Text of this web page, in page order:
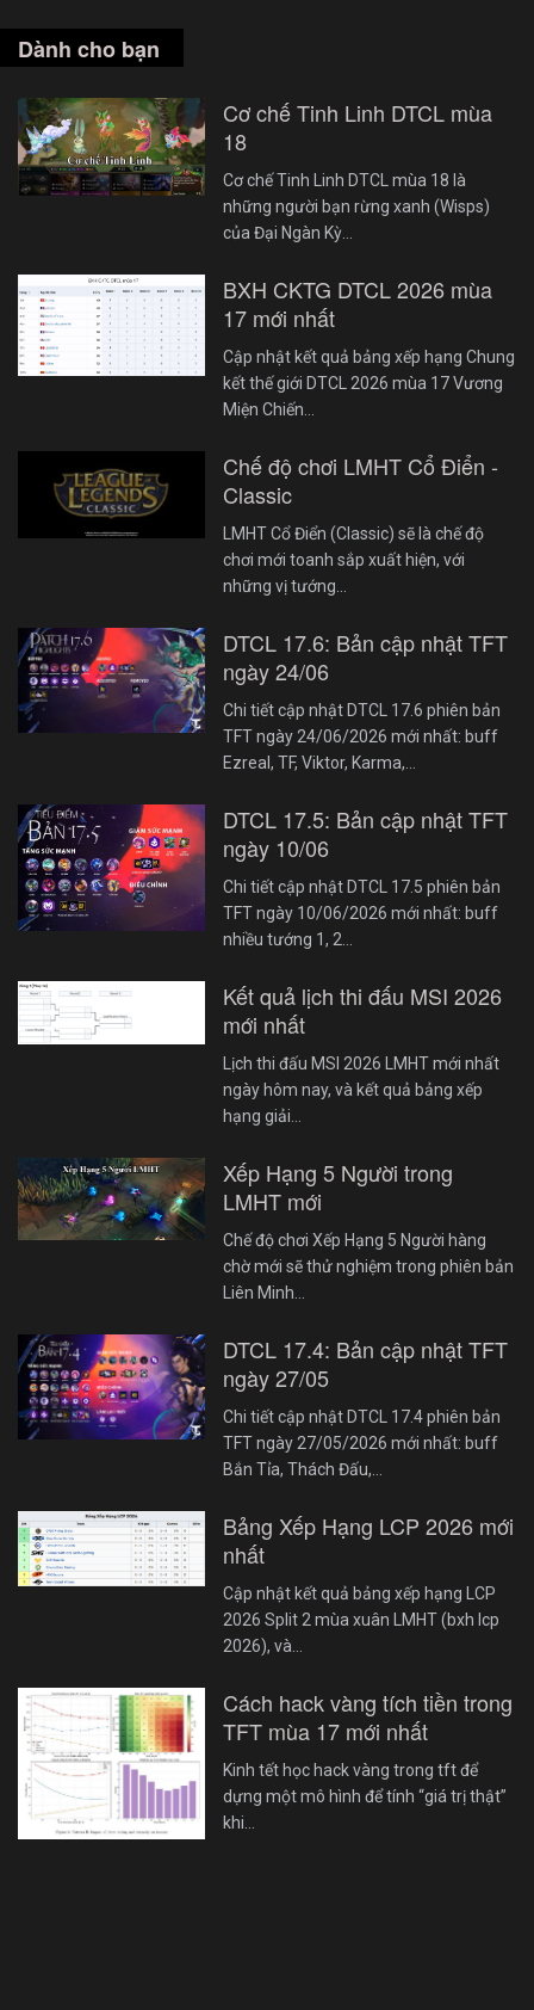
Dành cho bạn
Cơ chế Tinh Linh DTCL mùa
18
Cơ chế Tinh Linh DTCL mùa 18 là
những người bạn rừng xanh (Wisps)
của Đại Ngàn Kỳ…
BXH CKTG DTCL 2026 mùa
17 mới nhất
Cập nhật kết quả bảng xếp hạng Chung
kết thế giới DTCL 2026 mùa 17 Vương
Miện Chiến…
Chế độ chơi LMHT Cổ Điển -
Classic
LMHT Cổ Điển (Classic) sẽ là chế độ
chơi mới toanh sắp xuất hiện, với
những vị tướng…
DTCL 17.6: Bản cập nhật TFT
ngày 24/06
Chi tiết cập nhật DTCL 17.6 phiên bản
TFT ngày 24/06/2026 mới nhất: buff
Ezreal, TF, Viktor, Karma,…
DTCL 17.5: Bản cập nhật TFT
ngày 10/06
Chi tiết cập nhật DTCL 17.5 phiên bản
TFT ngày 10/06/2026 mới nhất: buff
nhiều tướng 1, 2…
Kết quả lịch thi đấu MSI 2026
mới nhất
Lịch thi đấu MSI 2026 LMHT mới nhất
ngày hôm nay, và kết quả bảng xếp
hạng giải…
Xếp Hạng 5 Người trong
LMHT mới
Chế độ chơi Xếp Hạng 5 Người hàng
chờ mới sẽ thử nghiệm trong phiên bản
Liên Minh…
DTCL 17.4: Bản cập nhật TFT
ngày 27/05
Chi tiết cập nhật DTCL 17.4 phiên bản
TFT ngày 27/05/2026 mới nhất: buff
Bắn Tỉa, Thách Đấu,…
Bảng Xếp Hạng LCP 2026 mới
nhất
Cập nhật kết quả bảng xếp hạng LCP
2026 Split 2 mùa xuân LMHT (bxh lcp
2026), và…
Cách hack vàng tích tiền trong
TFT mùa 17 mới nhất
Kinh tết học hack vàng trong tft để
dựng một mô hình để tính “giá trị thật”
khi…